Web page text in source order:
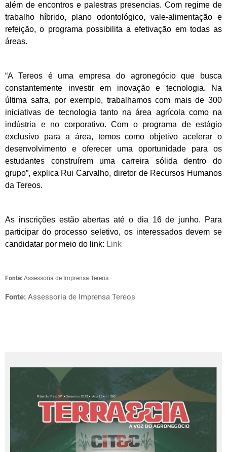
além de encontros e palestras presencias. Com regime de
trabalho híbrido, plano odontológico, vale-alimentação e
refeição, o programa possibilita a efetivação em todas as
áreas.
“A Tereos é uma empresa do agronegócio que busca
constantemente investir em inovação e tecnologia. Na
última safra, por exemplo, trabalhamos com mais de 300
iniciativas de tecnologia tanto na área agrícola como na
indústria e no corporativo. Com o programa de estágio
exclusivo para a área, temos como objetivo acelerar o
desenvolvimento e oferecer uma oportunidade para os
estudantes construírem uma carreira sólida dentro do
grupo”, explica Rui Carvalho, diretor de Recursos Humanos
da Tereos.
As inscrições estão abertas até o dia 16 de junho. Para
participar do processo seletivo, os interessados devem se
candidatar por meio do link: Link
Fonte: Assessoria de Imprensa Tereos
Fonte: Assessoria de Imprensa Tereos